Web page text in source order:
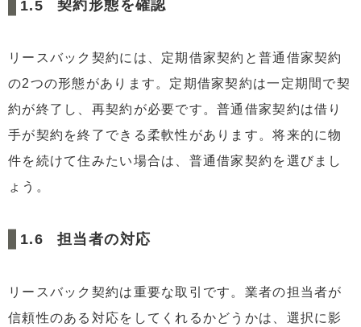
契約形態を確認
リースバック契約には、定期借家契約と普通借家契約
の2つの形態があります。定期借家契約は一定期間で契
約が終了し、再契約が必要です。普通借家契約は借り
手が契約を終了できる柔軟性があります。将来的に物
件を続けて住みたい場合は、普通借家契約を選びまし
ょう。
担当者の対応
リースバック契約は重要な取引です。業者の担当者が
信頼性のある対応をしてくれるかどうかは、選択に影